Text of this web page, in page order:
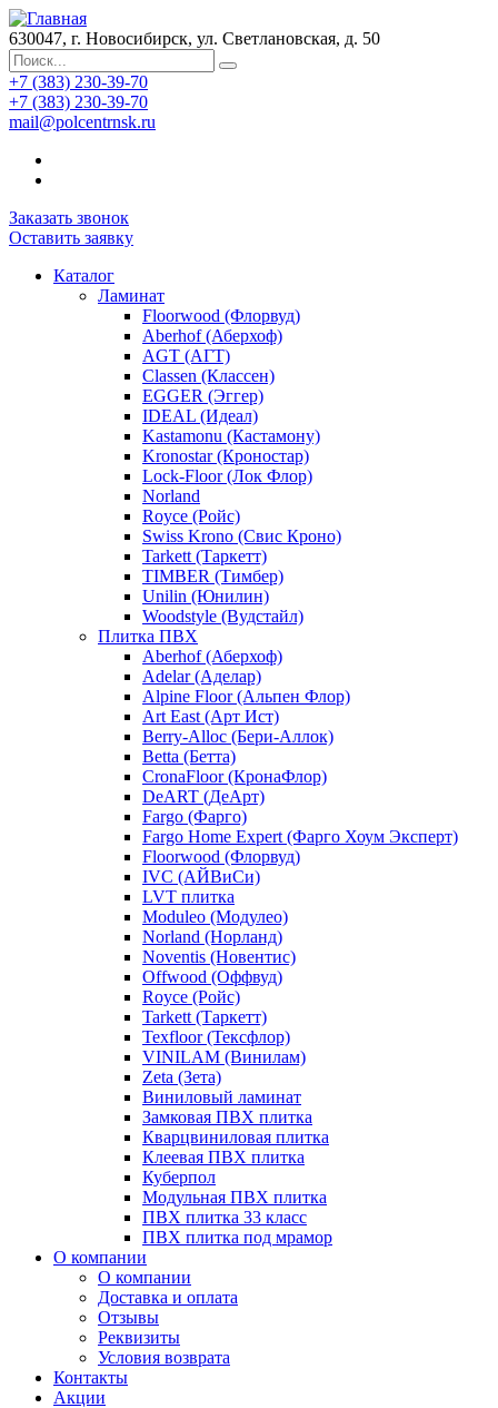
630047, г. Новосибирск, ул. Светлановская, д. 50
+7 (383) 230-39-70
+7 (383) 230-39-70
mail@polcentrnsk.ru
Заказать звонок
Оставить заявку
Каталог
Ламинат
Floorwood (Флорвуд)
Aberhof (Аберхоф)
AGT (АГТ)
Classen (Классен)
EGGER (Эггер)
IDEAL (Идеал)
Kastamonu (Кастамону)
Kronostar (Кроностар)
Lock-Floor (Лок Флор)
Norland
Royce (Ройс)
Swiss Krono (Свис Кроно)
Tarkett (Таркетт)
TIMBER (Тимбер)
Unilin (Юнилин)
Woodstyle (Вудстайл)
Плитка ПВХ
Aberhof (Аберхоф)
Adelar (Аделар)
Alpine Floor (Альпен Флор)
Art East (Арт Ист)
Berry-Alloc (Бери-Аллок)
Betta (Бетта)
CronaFloor (КронаФлор)
DeART (ДеАрт)
Fargo (Фарго)
Fargo Home Expert (Фарго Хоум Эксперт)
Floorwood (Флорвуд)
IVC (АЙВиСи)
LVT плитка
Moduleo (Модулео)
Norland (Норланд)
Noventis (Новентис)
Offwood (Оффвуд)
Royce (Ройс)
Tarkett (Таркетт)
Texfloor (Тексфлор)
VINILAM (Винилам)
Zeta (Зета)
Виниловый ламинат
Замковая ПВХ плитка
Кварцвиниловая плитка
Клеевая ПВХ плитка
Куберпол
Модульная ПВХ плитка
ПВХ плитка 33 класс
ПВХ плитка под мрамор
О компании
О компании
Доставка и оплата
Отзывы
Реквизиты
Условия возврата
Контакты
Акции